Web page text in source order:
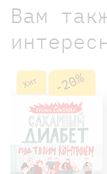
Вам
Хит -20%